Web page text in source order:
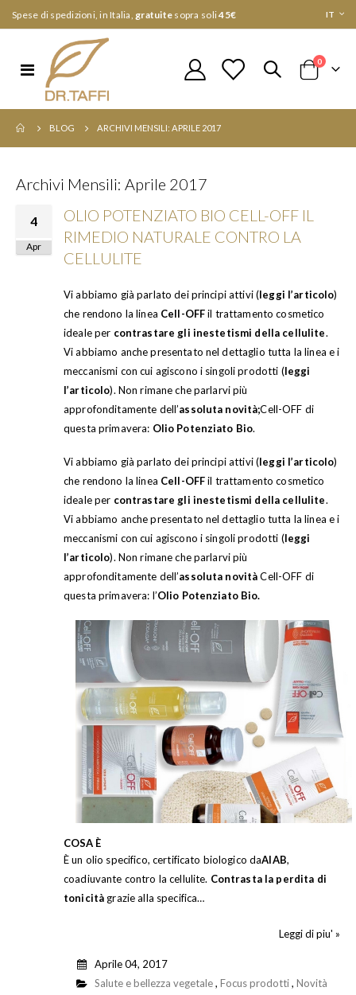
Spese di spedizioni, in Italia, gratuite sopra soli45€ Lingua
IT
Toggle
Nav
Cart
0elementi
BLOG ARCHIVI MENSILI: APRILE 2017
Archivi Mensili: Aprile 2017
4
Apr
OLIO POTENZIATO BIO CELL-OFF IL
RIMEDIO NATURALE CONTRO LA
CELLULITE
Vi abbiamo già parlato dei principi attivi (leggi l’articolo)
che rendono la linea Cell-OFFil trattamento cosmetico
ideale per contrastare gli inestetismi della cellulite.
Vi abbiamo anche presentato nel dettaglio tutta la linea e i
meccanismi con cui agiscono i singoli prodotti (leggi
l’articolo). Non rimane che parlarvi più
approfonditamente dell’assoluta novità;Cell-OFF di
questa primavera: Olio Potenziato Bio.
Vi abbiamo già parlato dei principi attivi (leggi l’articolo)
che rendono la linea Cell-OFFil trattamento cosmetico
ideale per contrastare gli inestetismi della cellulite.
Vi abbiamo anche presentato nel dettaglio tutta la linea e i
meccanismi con cui agiscono i singoli prodotti (leggi
l’articolo). Non rimane che parlarvi più
approfonditamente dell’assoluta novitàCell-OFF di
questa primavera: l’Olio Potenziato Bio.
COSA È
È un olio specifico, certificato biologico daAIAB,
coadiuvante contro la cellulite. Contrasta la perdita di
tonicità grazie alla specifica…
Leggi di piu' »
Aprile 04, 2017
Salute e bellezza vegetale, Focus prodotti, Novità